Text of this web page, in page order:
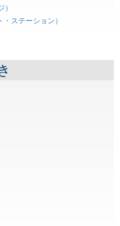
ステーション）